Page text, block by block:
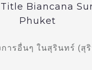
Biancana
Phuket
การอื่นๆ ในสุรินทร์ (สุ